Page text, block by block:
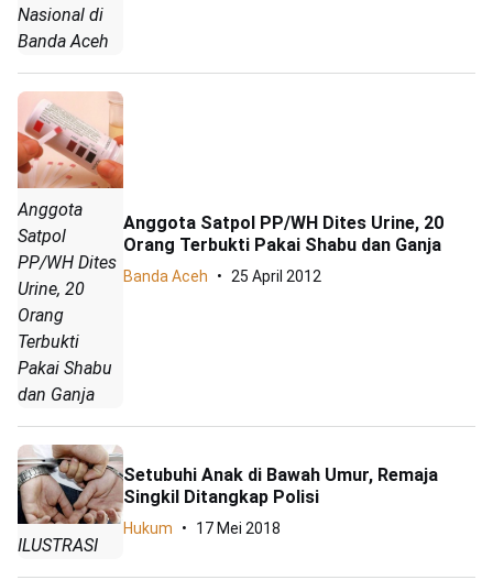
Nasional di
Banda Aceh
Anggota
Satpol
PP/WH Dites
Urine, 20
Orang
Terbukti
Pakai Shabu
dan Ganja
Anggota Satpol PP/WH Dites Urine, 20
Orang Terbukti Pakai Shabu dan Ganja
Banda Aceh 25 April 2012
ILUSTRASI
Setubuhi Anak di Bawah Umur, Remaja
Singkil Ditangkap Polisi
Hukum 17 Mei 2018